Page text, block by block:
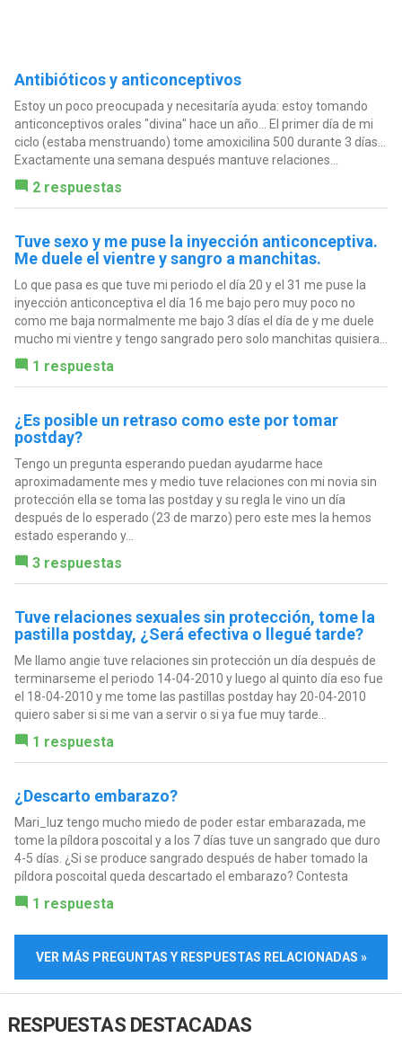
Antibióticos y anticonceptivos
Estoy un poco preocupada y necesitaría ayuda: estoy tomando
anticonceptivos orales "divina" hace un año... El primer día de mi
ciclo (estaba menstruando) tome amoxicilina 500 durante 3 días...
Exactamente una semana después mantuve relaciones...
2 respuestas
Tuve sexo y me puse la inyección anticonceptiva.
Me duele el vientre y sangro a manchitas.
Lo que pasa es que tuve mi periodo el día 20 y el 31 me puse la
inyección anticonceptiva el día 16 me bajo pero muy poco no
como me baja normalmente me bajo 3 días el día de y me duele
mucho mi vientre y tengo sangrado pero solo manchitas quisiera...
1 respuesta
¿Es posible un retraso como este por tomar
postday?
Tengo un pregunta esperando puedan ayudarme hace
aproximadamente mes y medio tuve relaciones con mi novia sin
protección ella se toma las postday y su regla le vino un día
después de lo esperado (23 de marzo) pero este mes la hemos
estado esperando y...
3 respuestas
Tuve relaciones sexuales sin protección, tome la
pastilla postday, ¿Será efectiva o llegué tarde?
Me llamo angie tuve relaciones sin protección un día después de
terminarseme el periodo 14-04-2010 y luego al quinto día eso fue
el 18-04-2010 y me tome las pastillas postday hay 20-04-2010
quiero saber si si me van a servir o si ya fue muy tarde...
1 respuesta
¿Descarto embarazo?
Mari_luz tengo mucho miedo de poder estar embarazada, me
tome la píldora poscoital y a los 7 días tuve un sangrado que duro
4-5 días. ¿Si se produce sangrado después de haber tomado la
píldora poscoital queda descartado el embarazo? Contesta
1 respuesta
VER MÁS PREGUNTAS Y RESPUESTAS RELACIONADAS »
RESPUESTAS DESTACADAS